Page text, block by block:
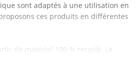
sont adaptés à une utilisation en
ces produits en différentes
de matériel 100 % recyclé. Le